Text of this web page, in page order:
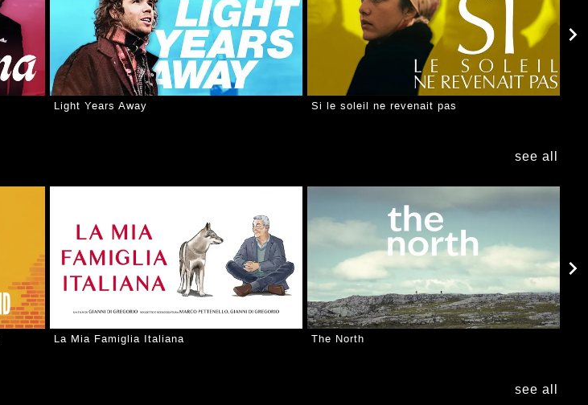
Light Years Away Si le soleil ne revenait pas
see all
La Mia Famiglia Italiana The North
see all